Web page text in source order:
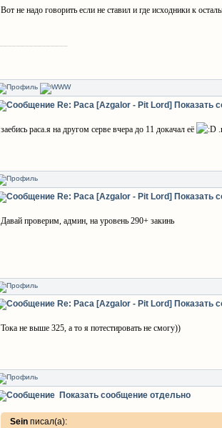
Вот не надо говорить если не ставил и где исходники к
Re: Раса [Azgalor - Pit Lord] Показать
заебись раса.я на другом серве вчера до 11 докачал её
Re: Раса [Azgalor - Pit Lord] Показать
Давай проверим, админ, на уровень 290+ закинь
Re: Раса [Azgalor - Pit Lord] Показать
Тока не выше 325, а то я потестировать не смогу))
Показать сообщение отдельно
Sein писал(а):